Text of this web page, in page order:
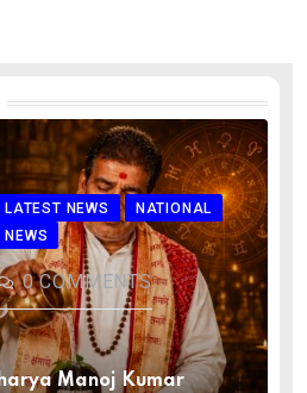
LATEST NEWS
NATIONAL
0COMMENTS
Manoj Kumar